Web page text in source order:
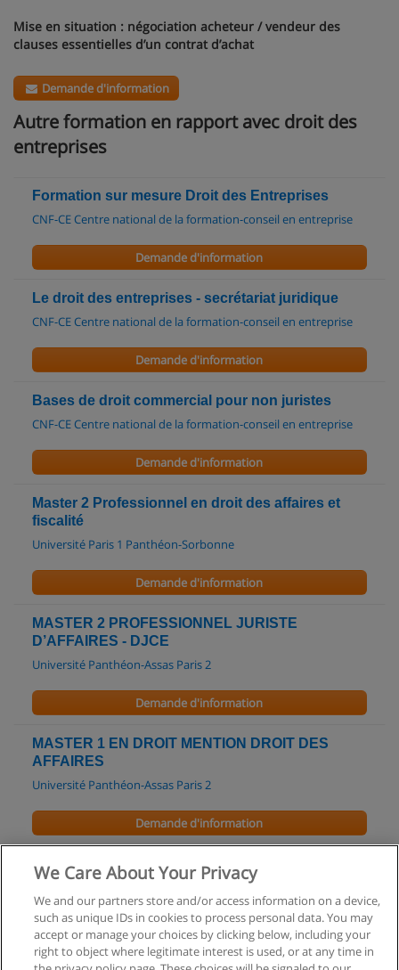
Mise en situation : négociation acheteur / vendeur des
clauses essentielles d’un contrat d’achat
Demande d'information
Autre formation en rapport avec droit des
entreprises
Formation sur mesure Droit des Entreprises
CNF-CE Centre national de la formation-conseil en entreprise
Demande d'information
Le droit des entreprises - secrétariat juridique
CNF-CE Centre national de la formation-conseil en entreprise
Demande d'information
Bases de droit commercial pour non juristes
CNF-CE Centre national de la formation-conseil en entreprise
Demande d'information
Master 2 Professionnel en droit des affaires et
fiscalité
Université Paris 1 Panthéon-Sorbonne
Demande d'information
MASTER 2 PROFESSIONNEL JURISTE
D’AFFAIRES - DJCE
Université Panthéon-Assas Paris 2
Demande d'information
MASTER 1 EN DROIT MENTION DROIT DES
AFFAIRES
Université Panthéon-Assas Paris 2
Demande d'information
Droit et actualité de la décentralisation
Demande d'information
We Care About Your Privacy
We and our partners store and/or access information on a device,
such as unique IDs in cookies to process personal data. You may
accept or manage your choices by clicking below, including your
right to object where legitimate interest is used, or at any time in